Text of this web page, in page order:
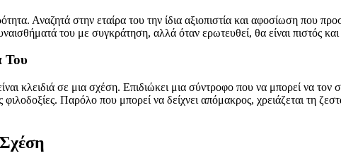
Αναζητά στην εταίρα του την ίδια αξιοπιστία και αφοσίωση που
του με συγκράτηση, αλλά όταν ερωτευθεί, θα είναι πιστός και
Του
κλειδιά σε μια σχέση. Επιδιώκει μια σύντροφο που να μπορεί να
φιλοδοξίες. Παρόλο που μπορεί να δείχνει απόμακρος, χρειάζεται τη